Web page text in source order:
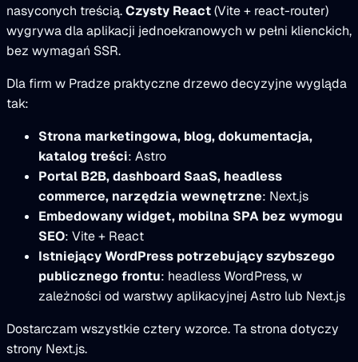
nasyconych treścią.Czysty React(Vite + react-router)
wygrywa dla aplikacji jednoekranowych w pełni klienckich,
bez wymagań SSR.
Dla firm w Pradze praktyczne drzewo decyzyjne wygląda
tak:
Strona marketingowa, blog, dokumentacja,
katalog treści: Astro
Portal B2B, dashboard SaaS, headless
commerce, narzędzia wewnętrzne: Next.js
Embedowany widget, mobilna SPA bez wymogu
SEO: Vite + React
Istniejący WordPress potrzebujący szybszego
publicznego frontu: headless WordPress, w
zależności od warstwy aplikacyjnej Astro lub Next.js
Dostarczam wszystkie cztery wzorce. Ta strona dotyczy
strony Next.js.